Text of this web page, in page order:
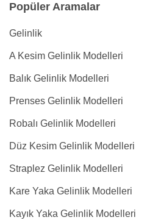
Popüler Aramalar
Gelinlik
A Kesim Gelinlik Modelleri
Balık Gelinlik Modelleri
Prenses Gelinlik Modelleri
Robalı Gelinlik Modelleri
Düz Kesim Gelinlik Modelleri
Straplez Gelinlik Modelleri
Kare Yaka Gelinlik Modelleri
Kayık Yaka Gelinlik Modelleri